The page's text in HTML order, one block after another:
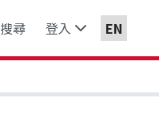
搜尋 登入 EN